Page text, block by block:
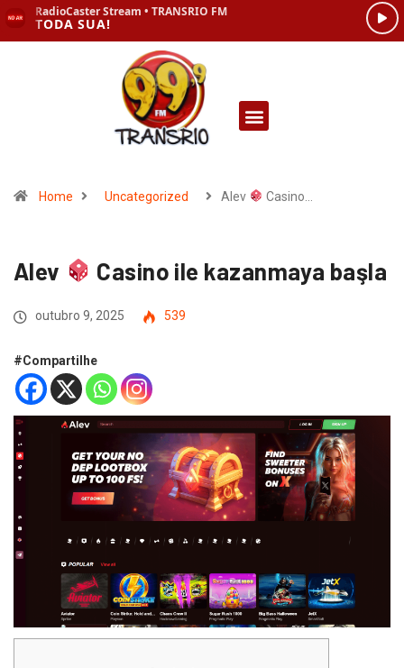
Home Uncategorized Alev Casino…
Alev Casino ile kazanmaya başla
outubro 9, 2025 539
#Compartilhe